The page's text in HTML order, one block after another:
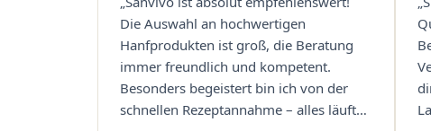
Die Auswahl an hochwertigen
Hanfprodukten ist groß, die Beratung
immer freundlich und kompetent.
Besonders begeistert bin ich von der
schnellen Rezeptannahme – alles läuft